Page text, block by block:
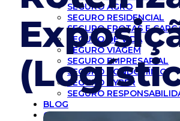
SEGURO AGRO
SEGURO RESIDENCIAL
SEGURO FROTAS E
SEGURO DE VIDA
SEGURO VIAGEM
SEGURO EMPRESARIAL
SEGURO CONDOMÍNIO
SEGURO CYBER
SEGURO
BLOG
CONTATO